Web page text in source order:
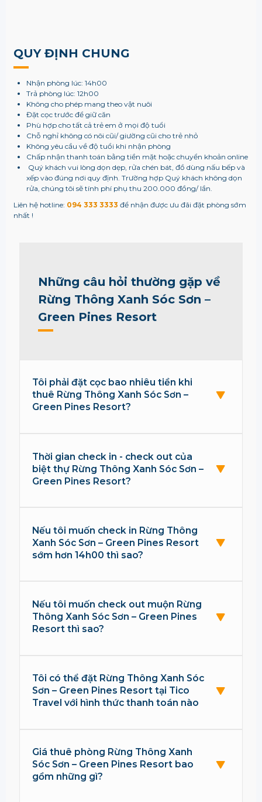
QUY ĐỊNH CHUNG
Nhận phòng lúc: 14h00
Trả phòng lúc: 12h00
Không cho phép mang theo vật nuôi
Đặt cọc trước để giữ căn
Phù hợp cho tất cả trẻ em ở mọi độ tuổi
Chỗ nghỉ không có nôi cũi/ giường cũi cho trẻ nhỏ
Không yêu cầu về độ tuổi khi nhận phòng
Chấp nhận thanh toán bằng tiền mặt hoặc chuyển khoản online
Quý khách vui lòng dọn dẹp, rửa chén bát, đồ dùng nấu bếp và
xếp vào đúng nơi quy định. Trường hợp Quý khách không dọn
rửa, chúng tôi sẽ tính phí phụ thu 200.000 đồng/ lần.
Liên hệ hotline: 094 333 3333 để nhận được ưu đãi đặt phòng sớm
nhất !
Những câu hỏi thường gặp về
Rừng Thông Xanh Sóc Sơn –
Green Pines Resort
Tôi phải đặt cọc bao nhiêu tiền khi
thuê Rừng Thông Xanh Sóc Sơn –
Green Pines Resort?
Thời gian check in - check out của
biệt thự Rừng Thông Xanh Sóc Sơn –
Green Pines Resort?
Nếu tôi muốn check in Rừng Thông
Xanh Sóc Sơn – Green Pines Resort
sớm hơn 14h00 thì sao?
Nếu tôi muốn check out muộn Rừng
Thông Xanh Sóc Sơn – Green Pines
Resort thì sao?
Tôi có thể đặt Rừng Thông Xanh Sóc
Sơn – Green Pines Resort tại Tico
Travel với hình thức thanh toán nào
Giá thuê phòng Rừng Thông Xanh
Sóc Sơn – Green Pines Resort bao
gồm những gì?